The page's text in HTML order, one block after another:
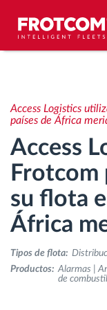
Análisis de la
Seguimiento
Gestión de
Descarga
Control de
Access Logistics
países de África
Access
su flota
África
Tipos de flota:
Productos: Alarmas |
de